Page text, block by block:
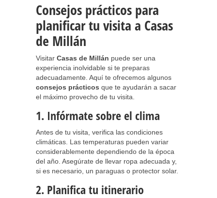
Consejos prácticos para
planificar tu visita a Casas
de Millán
Visitar Casas de Millán puede ser una
experiencia inolvidable si te preparas
adecuadamente. Aquí te ofrecemos algunos
consejos prácticos que te ayudarán a sacar
el máximo provecho de tu visita.
1. Infórmate sobre el clima
Antes de tu visita, verifica las condiciones
climáticas. Las temperaturas pueden variar
considerablemente dependiendo de la época
del año. Asegúrate de llevar ropa adecuada y,
si es necesario, un paraguas o protector solar.
2. Planifica tu itinerario